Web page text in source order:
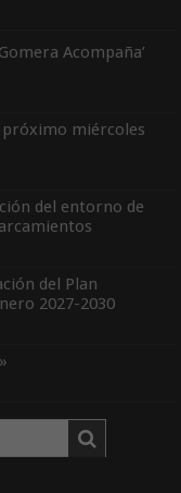
Acompaña’
próximo miércoles
del entorno de
del Plan
2027-2030